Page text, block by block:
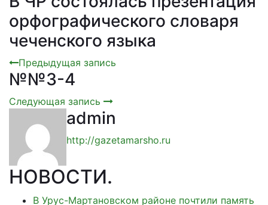
орфографического словаря
чеченского языка
Предыдущая запись
№№3-4
Следующая запись
admin
http://gazetamarsho.ru
НОВОСТИ.
В Урус-Мартановском районе почтили память